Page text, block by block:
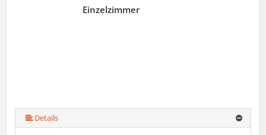
Einzelzimmer
Details